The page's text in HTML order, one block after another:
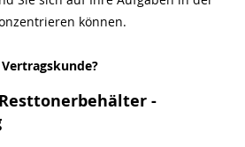
können.
-